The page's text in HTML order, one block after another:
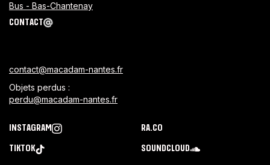
Bus - Bas-Chantenay
CONTACT
contact@macadam-nantes.fr
Objets perdus :
perdu@macadam-nantes.fr
INSTAGRAM RA.CO
SOUNDCLOUD
TIKTOK